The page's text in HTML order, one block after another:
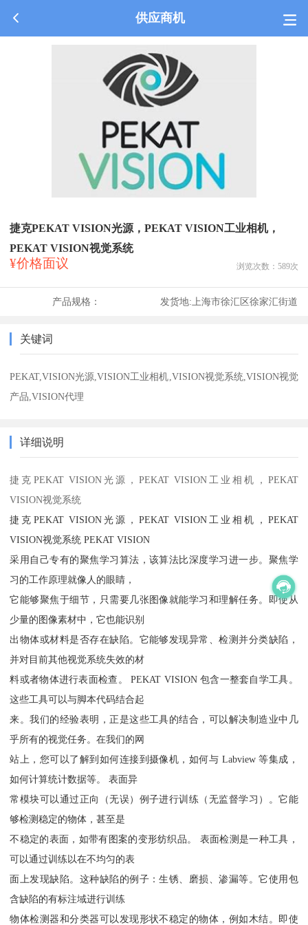
供应商机
捷克PEKAT VISION光源，PEKAT VISION工业相机，
PEKAT VISION视觉系统
¥价格面议 浏览次数： 589次
产品规格： 发货地:上海市徐汇区徐家汇街道
关键词
PEKAT,VISION光源,VISION工业相机,VISION视觉系统,VISION视觉
产品,VISION代理
详细说明
捷克PEKAT VISION光源，PEKAT VISION工业相机，PEKAT
VISION视觉系统
捷克PEKAT VISION光源，PEKAT VISION工业相机，PEKAT
VISION视觉系统 PEKAT VISION
采用自己专有的聚焦学习算法，该算法比深度学习进一步。聚焦学
习的工作原理就像人的眼睛，
它能够聚焦于细节，只需要几张图像就能学习和理解任务。即使从
少量的图像素材中，它也能识别
出物体或材料是否存在缺陷。它能够发现异常、检测并分类缺陷，
并对目前其他视觉系统失效的材
料或者物体进行表面检查。 PEKAT VISION 包含一整套自学工具。
这些工具可以与脚本代码结合起
来。我们的经验表明，正是这些工具的结合，可以解决制造业中几
乎所有的视觉任务。在我们的网
站上，您可以了解到如何连接到摄像机，如何与 Labview 等集成，
如何计算统计数据等。 表面异
常模块可以通过正向（无误）例子进行训练（无监督学习）。它能
够检测稳定的物体，甚至是
不稳定的表面，如带有图案的变形纺织品。 表面检测是一种工具，
可以通过训练以在不均匀的表
面上发现缺陷。这种缺陷的例子：生锈、磨损、渗漏等。它使用包
含缺陷的有标注域进行训练
物体检测器和分类器可以发现形状不稳定的物体，例如木结。即使